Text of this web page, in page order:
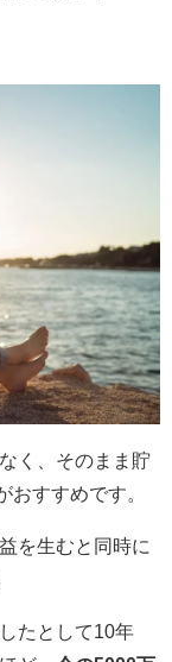
く、そのまま貯
おすすめです。
を生むと同時に
たとして10年